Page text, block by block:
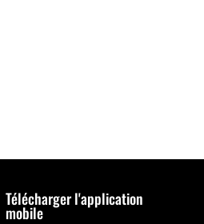
Télécharger l'application
mobile